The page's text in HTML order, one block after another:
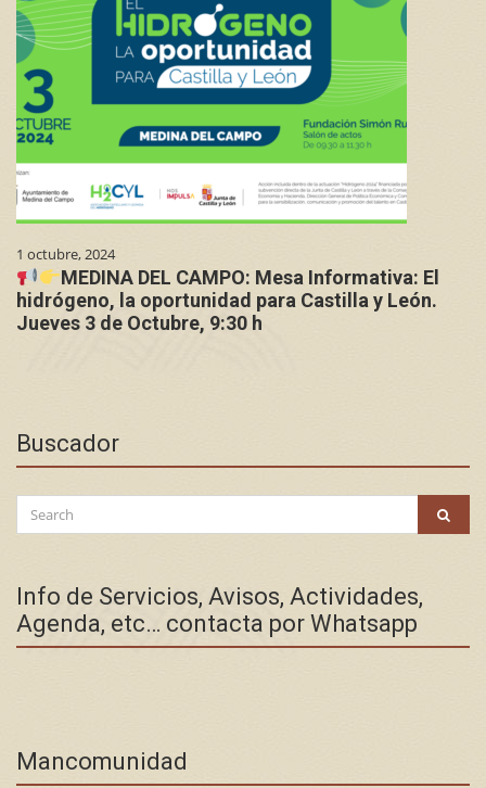
1 octubre, 2024
MEDINA DEL CAMPO: Mesa Informativa: El
hidrógeno, la oportunidad para Castilla y León.
Jueves 3 de Octubre, 9:30 h
Buscador
Search
for:
Info de Servicios, Avisos, Actividades,
Agenda, etc… contacta por Whatsapp
Mancomunidad